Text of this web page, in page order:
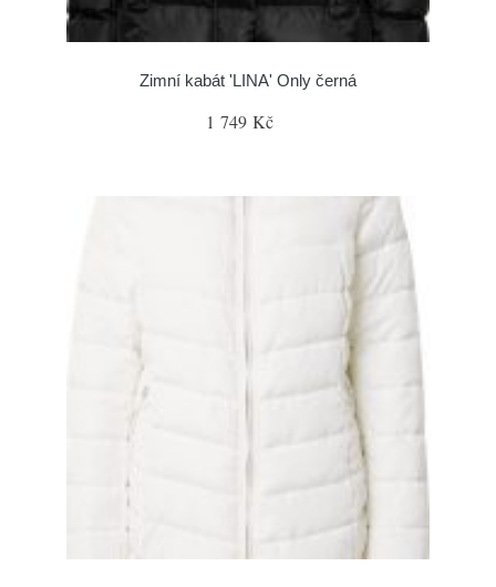
Zimní kabát 'LINA' Only černá
1 749 Kč